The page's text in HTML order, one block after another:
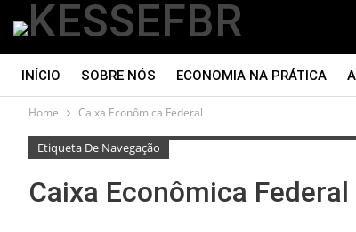
INÍCIO SOBRE NÓS ECONOMIA NA PRÁTICA
CONTATO
Home Caixa Econômica Federal
Etiqueta De Navegação
Caixa Econômica Federal